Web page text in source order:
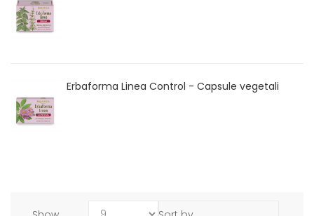
Erbaforma Linea Control - Capsule vegetali